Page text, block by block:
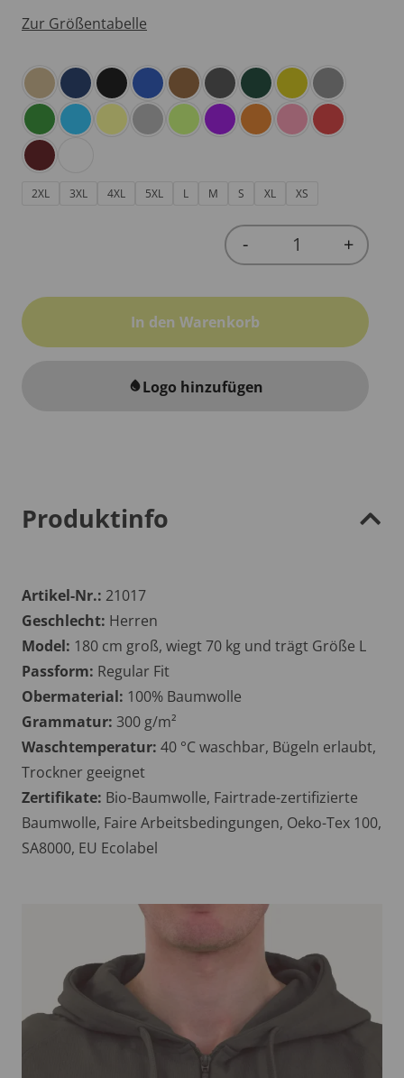
Zur Größentabelle
2XL 3XL 4XL 5XL L M S XL XS
Quantity
- +
In den Warenkorb
water_dropLogo hinzufügen
Produktinfo
Artikel-Nr.: 21017
Geschlecht: Herren
Model: 180 cm groß, wiegt 70 kg und trägt Größe L
Passform: Regular Fit
Obermaterial: 100% Baumwolle
Grammatur: 300 g/m²
Waschtemperatur: 40 °C waschbar, Bügeln erlaubt,
Trockner geeignet
Zertifikate: Bio-Baumwolle, Fairtrade-zertifizierte
Baumwolle, Faire Arbeitsbedingungen, Oeko-Tex 100,
SA8000, EU Ecolabel